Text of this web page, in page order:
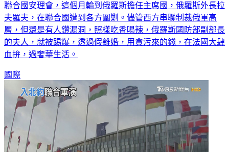
聯合國安理會，這個月輪到俄羅斯擔任主席國，俄羅斯外長拉
夫羅夫，在聯合國遭到各方圍剿。儘管西方串聯制裁俄軍高
層，但還是有人鑽漏洞，照樣吃香喝辣，俄羅斯國防部副部長
的夫人，就被踢爆，透過假離婚，用貪污來的錢，在法國大肆
血拚，過奢華生活。
國際